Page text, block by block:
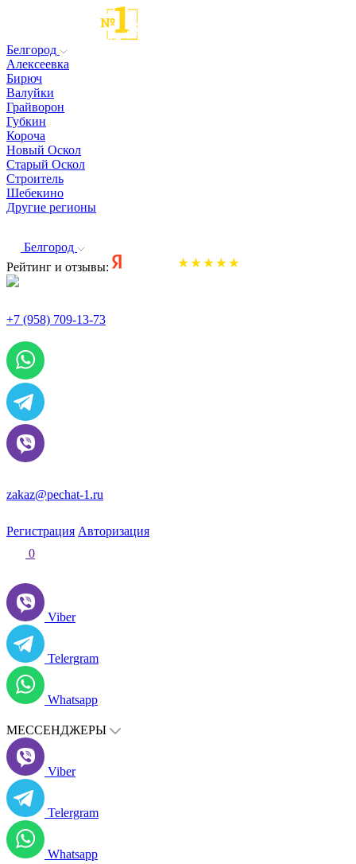
Белгород
Алексеевка
Бирюч
Валуйки
Грайворон
Губкин
Короча
Новый Оскол
Старый Оскол
Строитель
Шебекино
Другие регионы
Белгород
Рейтинг и отзывы:
+7 (958) 709-13-73
zakaz@pechat-1.ru
Регистрация Авторизация
0
Viber
Telergram
Whatsapp
МЕССЕНДЖЕРЫ
Viber
Telergram
Whatsapp